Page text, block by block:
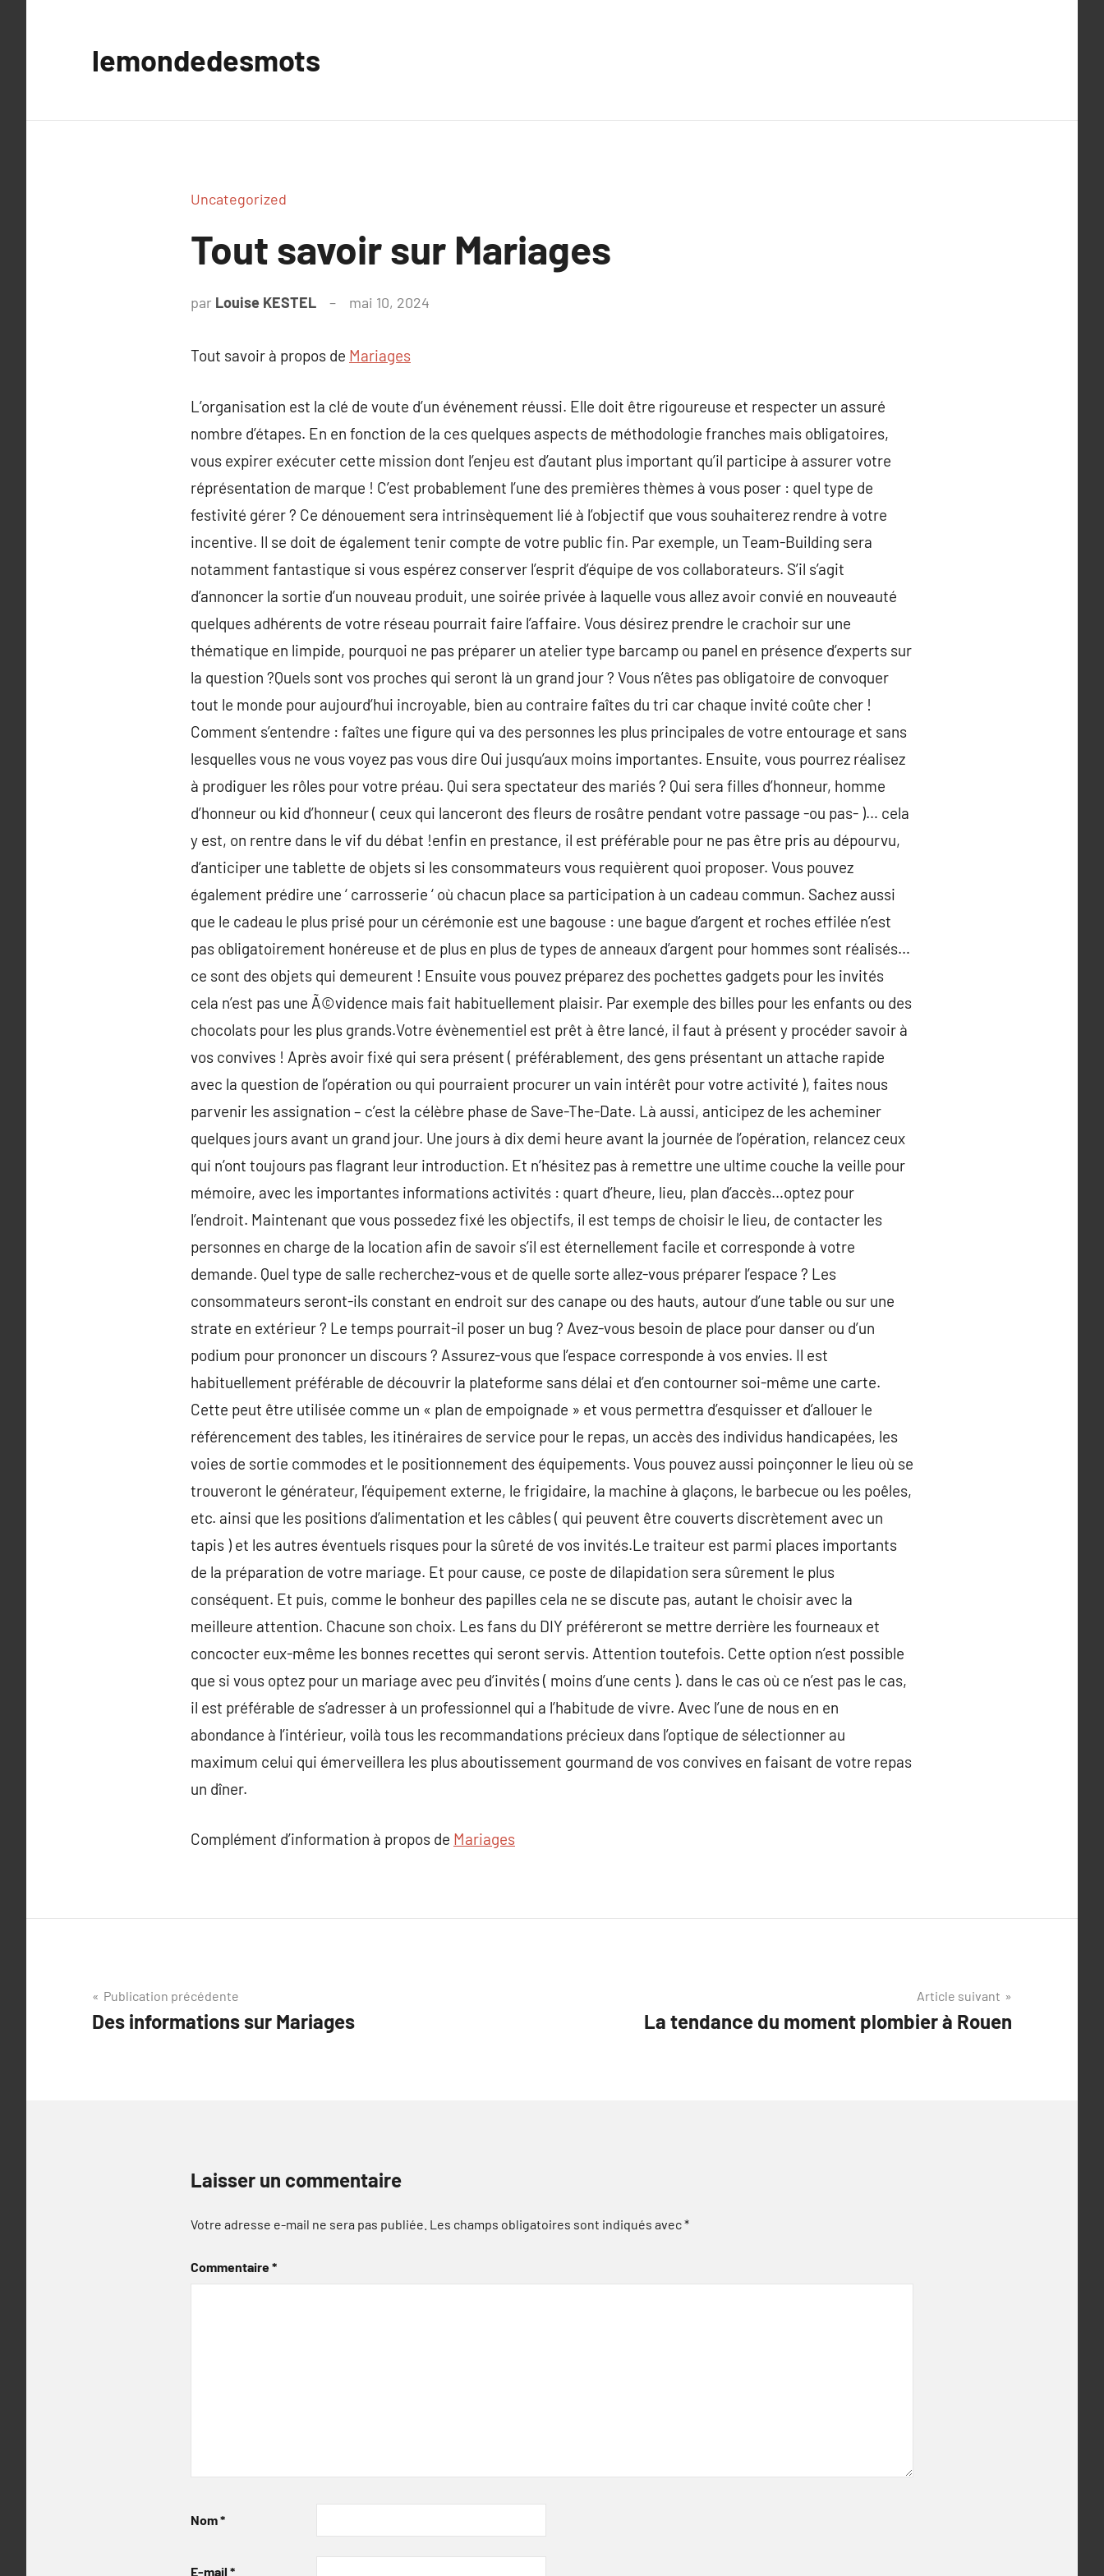
lemondedesmots
Uncategorized
Tout savoir sur Mariages
par Louise KESTEL mai 10, 2024
Tout savoir à propos de Mariages
L’organisation est la clé de voute d’un événement réussi. Elle doit être rigoureuse et respecter un assuré
nombre d’étapes. En en fonction de la ces quelques aspects de méthodologie franches mais obligatoires,
vous expirer exécuter cette mission dont l’enjeu est d’autant plus important qu’il participe à assurer votre
réprésentation de marque ! C’est probablement l’une des premières thèmes à vous poser : quel type de
festivité gérer ? Ce dénouement sera intrinsèquement lié à l’objectif que vous souhaiterez rendre à votre
incentive. Il se doit de également tenir compte de votre public fin. Par exemple, un Team-Building sera
notamment fantastique si vous espérez conserver l’esprit d’équipe de vos collaborateurs. S’il s’agit
d’annoncer la sortie d’un nouveau produit, une soirée privée à laquelle vous allez avoir convié en nouveauté
quelques adhérents de votre réseau pourrait faire l’affaire. Vous désirez prendre le crachoir sur une
thématique en limpide, pourquoi ne pas préparer un atelier type barcamp ou panel en présence d’experts sur
la question ?Quels sont vos proches qui seront là un grand jour ? Vous n’êtes pas obligatoire de convoquer
tout le monde pour aujourd’hui incroyable, bien au contraire faîtes du tri car chaque invité coûte cher !
Comment s’entendre : faîtes une figure qui va des personnes les plus principales de votre entourage et sans
lesquelles vous ne vous voyez pas vous dire Oui jusqu’aux moins importantes. Ensuite, vous pourrez réalisez
à prodiguer les rôles pour votre préau. Qui sera spectateur des mariés ? Qui sera filles d’honneur, homme
d’honneur ou kid d’honneur ( ceux qui lanceront des fleurs de rosâtre pendant votre passage -ou pas- )… cela
y est, on rentre dans le vif du débat !enfin en prestance, il est préférable pour ne pas être pris au dépourvu,
d’anticiper une tablette de objets si les consommateurs vous requièrent quoi proposer. Vous pouvez
également prédire une ‘ carrosserie ‘ où chacun place sa participation à un cadeau commun. Sachez aussi
que le cadeau le plus prisé pour un cérémonie est une bagouse : une bague d’argent et roches effilée n’est
pas obligatoirement honéreuse et de plus en plus de types de anneaux d’argent pour hommes sont réalisés…
ce sont des objets qui demeurent ! Ensuite vous pouvez préparez des pochettes gadgets pour les invités
cela n’est pas une Ã©vidence mais fait habituellement plaisir. Par exemple des billes pour les enfants ou des
chocolats pour les plus grands.Votre évènementiel est prêt à être lancé, il faut à présent y procéder savoir à
vos convives ! Après avoir fixé qui sera présent ( préférablement, des gens présentant un attache rapide
avec la question de l’opération ou qui pourraient procurer un vain intérêt pour votre activité ), faites nous
parvenir les assignation – c’est la célèbre phase de Save-The-Date. Là aussi, anticipez de les acheminer
quelques jours avant un grand jour. Une jours à dix demi heure avant la journée de l’opération, relancez ceux
qui n’ont toujours pas flagrant leur introduction. Et n’hésitez pas à remettre une ultime couche la veille pour
mémoire, avec les importantes informations activités : quart d’heure, lieu, plan d’accès…optez pour
l’endroit. Maintenant que vous possedez fixé les objectifs, il est temps de choisir le lieu, de contacter les
personnes en charge de la location afin de savoir s’il est éternellement facile et corresponde à votre
demande. Quel type de salle recherchez-vous et de quelle sorte allez-vous préparer l’espace ? Les
consommateurs seront-ils constant en endroit sur des canape ou des hauts, autour d’une table ou sur une
strate en extérieur ? Le temps pourrait-il poser un bug ? Avez-vous besoin de place pour danser ou d’un
podium pour prononcer un discours ? Assurez-vous que l’espace corresponde à vos envies. Il est
habituellement préférable de découvrir la plateforme sans délai et d’en contourner soi-même une carte.
Cette peut être utilisée comme un « plan de empoignade » et vous permettra d’esquisser et d’allouer le
référencement des tables, les itinéraires de service pour le repas, un accès des individus handicapées, les
voies de sortie commodes et le positionnement des équipements. Vous pouvez aussi poinçonner le lieu où se
trouveront le générateur, l’équipement externe, le frigidaire, la machine à glaçons, le barbecue ou les poêles,
etc. ainsi que les positions d’alimentation et les câbles ( qui peuvent être couverts discrètement avec un
tapis ) et les autres éventuels risques pour la sûreté de vos invités.Le traiteur est parmi places importants
de la préparation de votre mariage. Et pour cause, ce poste de dilapidation sera sûrement le plus
conséquent. Et puis, comme le bonheur des papilles cela ne se discute pas, autant le choisir avec la
meilleure attention. Chacune son choix. Les fans du DIY préféreront se mettre derrière les fourneaux et
concocter eux-même les bonnes recettes qui seront servis. Attention toutefois. Cette option n’est possible
que si vous optez pour un mariage avec peu d’invités ( moins d’une cents ). dans le cas où ce n’est pas le cas,
il est préférable de s’adresser à un professionnel qui a l’habitude de vivre. Avec l’une de nous en en
abondance à l’intérieur, voilà tous les recommandations précieux dans l’optique de sélectionner au
maximum celui qui émerveillera les plus aboutissement gourmand de vos convives en faisant de votre repas
un dîner.
Complément d’information à propos de Mariages
Navigation
de
Publication précédente
Des informations sur Mariages
Article suivant
La tendance du moment plombier à Rouen
Laisser un commentaire
Votre adresse e-mail ne sera pas publiée. Les champs obligatoires sont indiqués avec*
Commentaire*
Nom*
E-mail *